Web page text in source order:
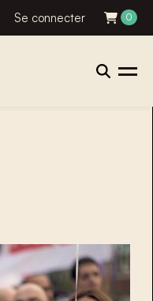
Se connecter 0